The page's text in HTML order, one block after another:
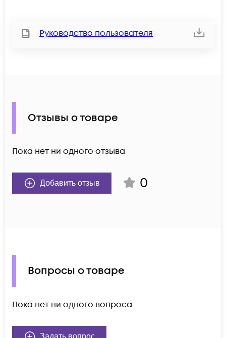
Руководство пользователя
Отзывы о товаре
Пока нет ни одного отзыва
Добавить отзыв 0
Вопросы о товаре
Пока нет ни одного вопроса.
Задать вопрос